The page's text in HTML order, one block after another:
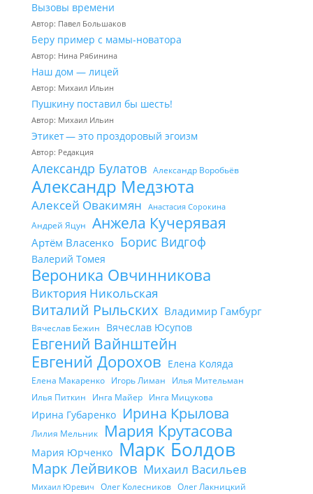
Вызовы времени
Автор: Павел Большаков
Беру пример с мамы-новатора
Автор: Нина Рябинина
Наш дом — лицей
Автор: Михаил Ильин
Пушкину поставил бы шесть!
Автор: Михаил Ильин
Этикет — это проздоровый эгоизм
Автор: Редакция
Александр Булатов Александр Воробьёв
Александр Медзюта
Алексей Овакимян Анастасия Сорокина
Андрей Яцун Анжела Кучерявая
Артём Власенко Борис Видгоф
Валерий Томея
Вероника Овчинникова
Виктория Никольская
Виталий Рыльских Владимир Гамбург
Вячеслав Бежин Вячеслав Юсупов
Евгений Вайнштейн
Евгений Дорохов Елена Коляда
Елена Макаренко Игорь Лиман
Илья Мительман
Илья Питкин
Инга Майер Инга Мицукова
Ирина Губаренко Ирина Крылова
Лилия Мельник Мария Крутасова
Мария Юрченко Марк Болдов
Марк Лейвиков Михаил Васильев
Михаил Юревич Олег Колесников Олег Лакницкий